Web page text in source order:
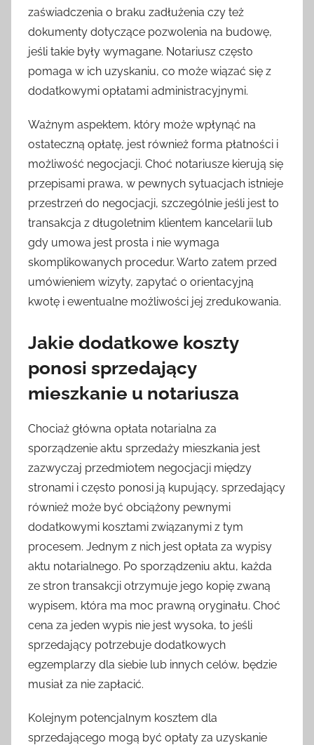
zaświadczenia o braku zadłużenia czy też
dokumenty dotyczące pozwolenia na budowę,
jeśli takie były wymagane. Notariusz często
pomaga w ich uzyskaniu, co może wiązać się z
dodatkowymi opłatami administracyjnymi.
Ważnym aspektem, który może wpłynąć na
ostateczną opłatę, jest również forma płatności i
możliwość negocjacji. Choć notariusze kierują się
przepisami prawa, w pewnych sytuacjach istnieje
przestrzeń do negocjacji, szczególnie jeśli jest to
transakcja z długoletnim klientem kancelarii lub
gdy umowa jest prosta i nie wymaga
skomplikowanych procedur. Warto zatem przed
umówieniem wizyty, zapytać o orientacyjną
kwotę i ewentualne możliwości jej zredukowania.
Jakie dodatkowe koszty
ponosi sprzedający
mieszkanie u notariusza
Chociaż główna opłata notarialna za
sporządzenie aktu sprzedaży mieszkania jest
zazwyczaj przedmiotem negocjacji między
stronami i często ponosi ją kupujący, sprzedający
również może być obciążony pewnymi
dodatkowymi kosztami związanymi z tym
procesem. Jednym z nich jest opłata za wypisy
aktu notarialnego. Po sporządzeniu aktu, każda
ze stron transakcji otrzymuje jego kopię zwaną
wypisem, która ma moc prawną oryginału. Choć
cena za jeden wypis nie jest wysoka, to jeśli
sprzedający potrzebuje dodatkowych
egzemplarzy dla siebie lub innych celów, będzie
musiał za nie zapłacić.
Kolejnym potencjalnym kosztem dla
sprzedającego mogą być opłaty za uzyskanie